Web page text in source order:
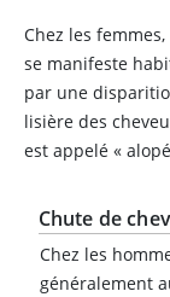
Chez les
se manifeste
par une
lisière des
est appelé «
Chute de
Chez les
généralement